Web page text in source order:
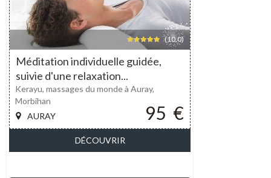
(10,0)
Méditation individuelle guidée,
suivie d'une relaxation...
95 €
AURAY
Kerayu, massages du monde à Auray,
Morbihan
DÉCOUVRIR